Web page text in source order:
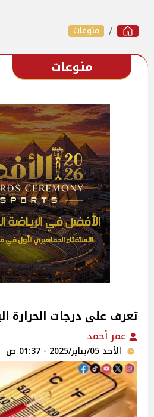
منوعات
منوعات
تعرف على درجات الحرارة
عمر أحمد
الأحد 05/يناير/2025 - 01:37 ص